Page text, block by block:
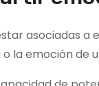
asociadas
la emoción de